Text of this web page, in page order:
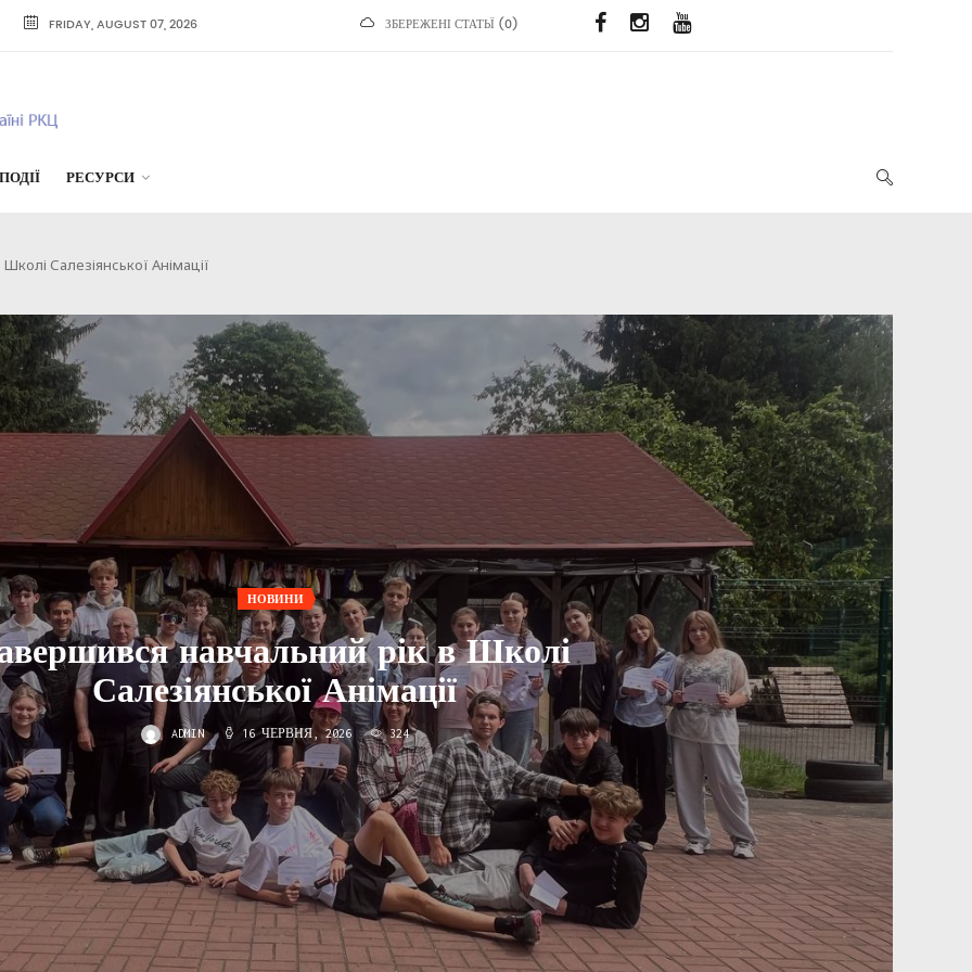
FRIDAY, AUGUST 07, 2026 ЗБЕРЕЖЕНІ СТАТЬЇ (0)
ПОДІЇ РЕСУРСИ
Салезіянської Анімації
НОВИНИ
навчальний рік в Школі
Салезіянської Анімації
ADMIN 16 ЧЕРВНЯ, 2026 324